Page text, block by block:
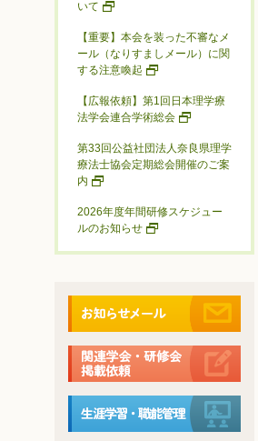
いて
【重要】本会を装った不審なメ
ール（なりすましメール）に関
する注意喚起
【広報依頼】第1回日本理学療
法学会連合学術総会
第33回公益社団法人奈良県理学
療法士協会定期総会開催のご案
内
2026年度年間研修スケジュー
ルのお知らせ